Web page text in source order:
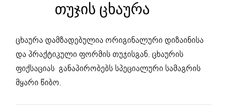
ᲗᲣᲯᲘᲡ ᲪᲮᲐᲣᲠᲐ
ცხაურა დამზადებულია ორიგინალური დიზაინისა
და პრაქტიკული ფორმის თუჯისგან. ცხაურის
ფიქსაციას განაპირობებს სპეციალური სამაგრის
მყარი წიბო.